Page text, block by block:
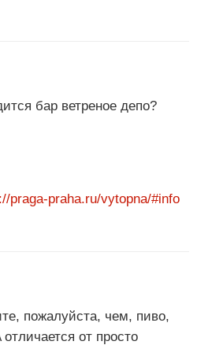
бар ветреное депо?
praga-praha.ru/vytopna/#info
пожалуйста, чем, пиво,
от просто